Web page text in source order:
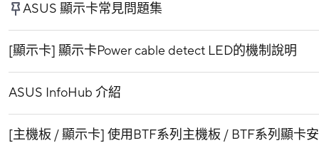
ASUS 顯示卡常見問題集
[顯示卡] 顯示卡Power cable detect LED的機制說明
ASUS InfoHub 介紹
[主機板 / 顯示卡] 使用BTF系列主機板 / BTF系列顯卡